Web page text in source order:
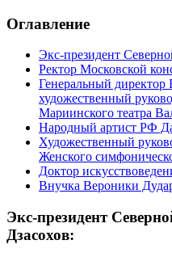
Оглавление
Экс-президент
Ректор Московской
Генеральный директор
художественный
Мариинского театра
Народный артист РФ
Художественный
Женского
Доктор
Внучка Вероники
Экс-президент
Дзасохов: